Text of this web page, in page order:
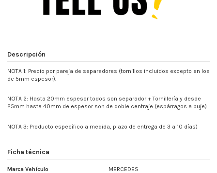
Descripción
NOTA 1: Precio por pareja de separadores (tornillos incluidos excepto en los
de 5mm espesor).
NOTA 2: Hasta 20mm espesor todos son separador + Tornillería y desde
25mm hasta 40mm de espesor son de doble centraje (espárragos a buje).
NOTA 3: Producto específico a medida, plazo de entrega de 3 a 10 días)
Ficha técnica
Marca Vehículo MERCEDES